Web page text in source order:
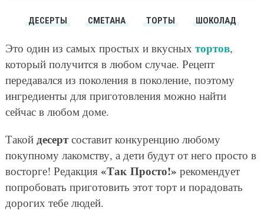
ДЕСЕРТЫ СМЕТАНА ТОРТЫ ШОКОЛАД
Это один из самых простых и вкусных тортов,
который получится в любом случае. Рецепт
передавался из поколения в поколение, поэтому
ингредиенты для приготовления можно найти
сейчас в любом доме.
Такой десертсоставит конкуренцию любому
покупному лакомству, а дети будут от него просто в
восторге! Редакция «Так Просто!» рекомендует
попробовать приготовить этот торт и порадовать
дорогих тебе людей.